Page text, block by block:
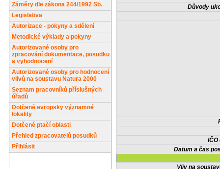
Záměry dle zákona 244/1992 Sb.
Legislativa
Autorizace - pokyny a sdělení
Metodické výklady a pokyny
Autorizované osoby pro
zpracování dokumentace, posudku
a vyhodnocení
Autorizované osoby pro hodnocení
vlivů na soustavu Natura 2000
Seznam pracovníků příslušných
úřadů
Dotčené evropsky významné
lokality
Dotčené ptačí oblasti
Přehled zpracovatelů posudků
Přihlásit
Důvody
IČO
Datum a čas
Vliv na